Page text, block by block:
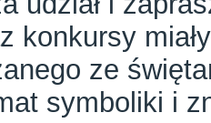
konkursy
ze
symboliki i